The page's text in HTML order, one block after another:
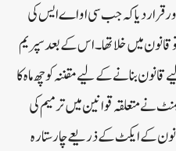
قرار دیا کہ جب سی او اے ایس کی
میں خلا تھا۔ اس کے بعد سپریم
بنانے کے لیے مقننہ کو چھ ماہ کا
نے متعلقہ قوانین میں ترمیم کی
کے ایکٹ کے ذریعے چار ستارہ